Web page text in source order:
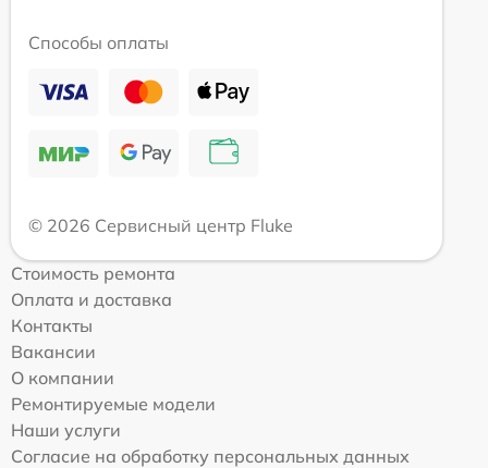
Способы оплаты
© 2026 Сервисный центр Fluke
Стоимость ремонта
Оплата и доставка
Контакты
Вакансии
О компании
Ремонтируемые модели
Наши услуги
Согласие на обработку персональных данных